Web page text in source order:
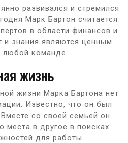
развивался и стремился
Марк Бартон считается
в области финансов и
и знания являются ценным
любой команде.
жизнь
жизни Марка Бартона нет
Известно, что он был
со своей семьей он
места в другое в поисках
для работы.